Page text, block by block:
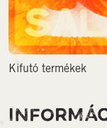
Kifutó termékek